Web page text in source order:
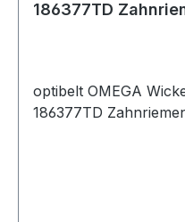
186377TD
optibelt OMEGA
186377TD